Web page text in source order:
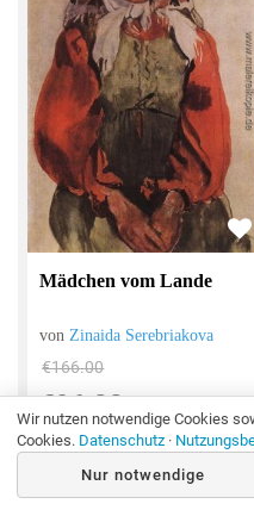
Mädchen vom Lande
vonZinaida Serebriakova
€166.00
€96.28
Wir nutzen notwendige Cookies
Cookies. Datenschutz ·
Nur notwendige